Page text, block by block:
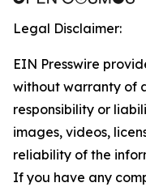
Legal Disclaimer:
EIN Presswire
without warranty of
responsibility or
images, videos,
reliability of the
If you have any